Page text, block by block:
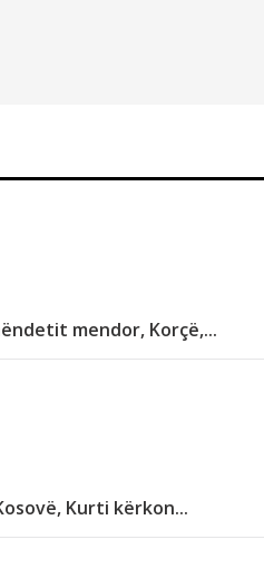
mendor, Korçë,...
Kurti kërkon...